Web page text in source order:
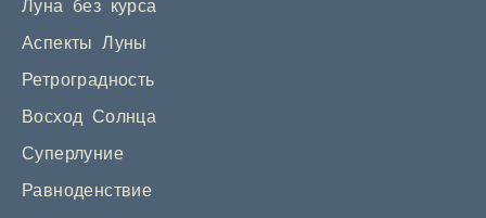
Луна без курса
Аспекты Луны
Ретроградность
Восход Солнца
Суперлуние
Равноденствие